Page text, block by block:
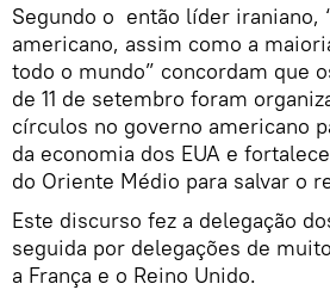
Segundo o então líder iraniano,
americano, assim como a
todo o mundo” concordam que
de 11 de setembro foram
círculos no governo americano
da economia dos EUA e
do Oriente Médio para salvar o
Este discurso fez a delegação
seguida por delegações de
a França e o Reino Unido.